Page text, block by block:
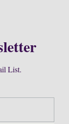
List.